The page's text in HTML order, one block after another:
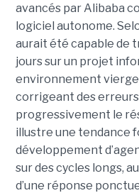
avancés par Alibaba
logiciel autonome.
aurait été capable de
jours sur un projet
environnement
corrigeant des
progressivement le
illustre une tendance
développement
sur des cycles longs,
d’une réponse